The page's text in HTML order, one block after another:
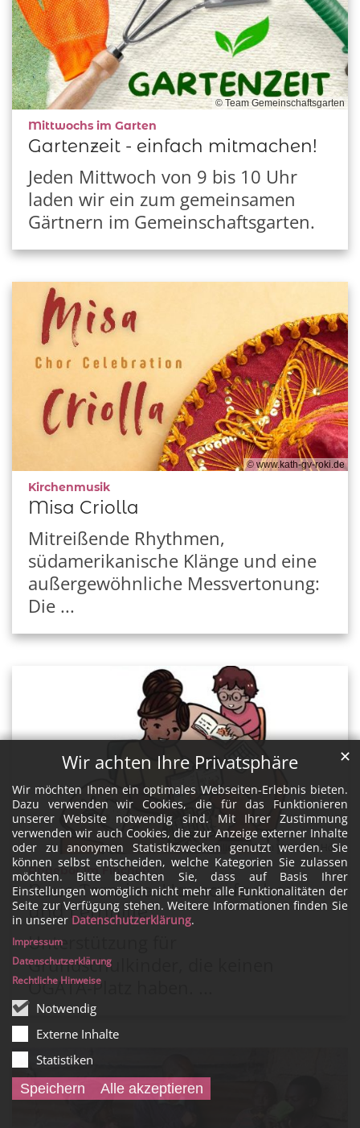
Wir achten Ihre Privatsphäre
Wir möchten Ihnen ein optimales Webseiten-Erlebnis bieten.
Dazu verwenden wir Cookies, die für das Funktionieren
unserer Website notwendig sind. Mit Ihrer Zustimmung
verwenden wir auch Cookies, die zur Anzeige externer Inhalte
oder zu anonymen Statistikzwecken genutzt werden. Sie
können selbst entscheiden, welche Kategorien Sie zulassen
möchten. Bitte beachten Sie, dass auf Basis Ihrer
Einstellungen womöglich nicht mehr alle Funktionalitäten der
Seite zur Verfügung stehen. Weitere Informationen finden Sie
in unserer Datenschutzerklärung.
Notwendig
Externe Inhalte
Statistiken
Speichern
Alle akzeptieren
✕
Impressum
Datenschutzerklärung
Rechtliche Hinweise
© Team Gemeinschaftsgarten
Mittwochs im Garten
Gartenzeit - einfach mitmachen!
Jeden Mittwoch von 9 bis 10 Uhr
laden wir ein zum gemeinsamen
Gärtnern im Gemeinschaftsgarten.
© www.kath-gv-roki.de
Kirchenmusik:
Misa Criolla
Mitreißende Rhythmen,
südamerikanische Klänge und eine
außergewöhnliche Messvertonung:
Die ...
© Familienzentrum Vollrather Höhe
Angebot im Finchen:
Neue Termine: Hausaufgaben-
und Lernhilfe
Unterstützung für
Grundschulkinder, die keinen
OGATA-Platz haben. ...